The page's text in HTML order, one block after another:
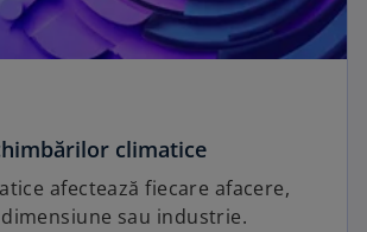
climatice
afectează fiecare afacere,
sau industrie.